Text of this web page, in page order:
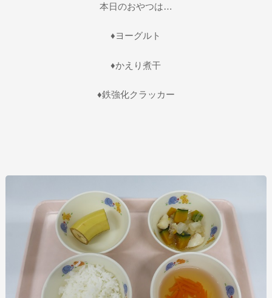
本日のおやつは…
♦ヨーグルト
♦かえり煮干
♦鉄強化クラッカー